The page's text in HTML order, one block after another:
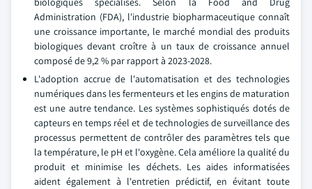
Administration (FDA), l'industrie biopharmaceutique connaît
une croissance importante, le marché mondial des produits
biologiques devant croître à un taux de croissance annuel
composé de 9,2 % par rapport à 2023-2028.
L'adoption accrue de l'automatisation et des technologies
numériques dans les fermenteurs et les engins de maturation
est une autre tendance. Les systèmes sophistiqués dotés de
capteurs en temps réel et de technologies de surveillance des
processus permettent de contrôler des paramètres tels que
la température, le pH et l'oxygène. Cela améliore la qualité du
produit et minimise les déchets. Les aides informatisées
aident également à l'entretien prédictif, en évitant toute